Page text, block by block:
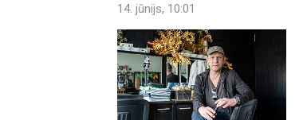
14. jūnijs, 10:01